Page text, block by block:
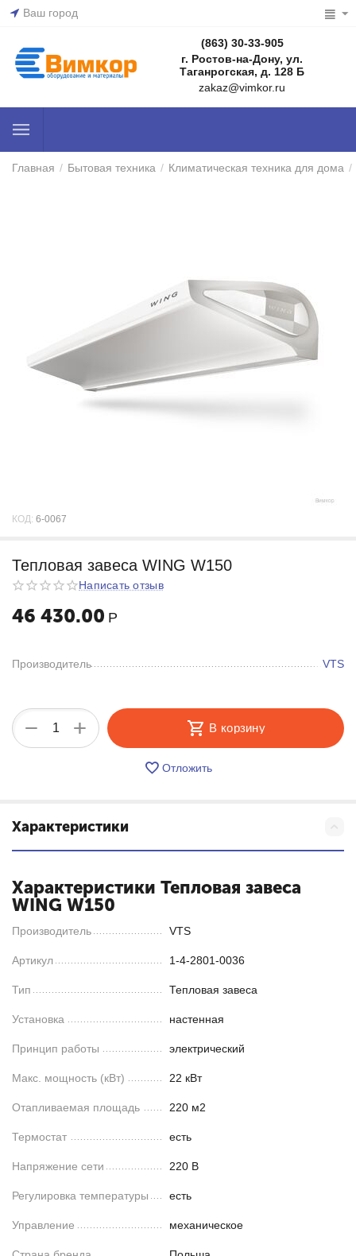
Ваш город
(863) 30-33-905
г. Ростов-на-Дону, ул.
Таганрогская, д. 128 Б
zakaz@vimkor.ru
Главная / Бытовая техника / Климатическая техника для дома /
КОД: 6-0067
Тепловая завеса WING W150
Написать отзыв
46 430.00 Р
Производитель VTS
+
− В корзину
Отложить
Характеристики
Характеристики Тепловая завеса
WING W150
Производитель VTS
Артикул 1-4-2801-0036
Тип Тепловая завеса
Установка настенная
Принцип работы электрический
Макс. мощность (кВт) 22 кВт
Отапливаемая площадь 220 м2
Термостат есть
Напряжение сети 220 В
Регулировка температуры есть
Управление механическое